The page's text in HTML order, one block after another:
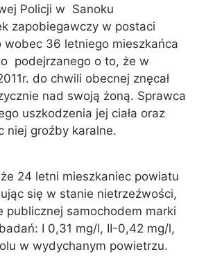
Policji w Sanoku
zapobiegawczy w postaci
wobec 36 letniego mieszkańca
podejrzanego o to, że w
do chwili obecnej znęcał
nad swoją żoną. Sprawca
uszkodzenia jej ciała oraz
niej groźby karalne.
24 letni mieszkaniec powiatu
się w stanie nietrzeźwości,
publicznej samochodem marki
I 0,31 mg/l, II-0,42 mg/l,
w wydychanym powietrzu.